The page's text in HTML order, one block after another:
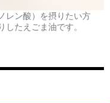
レン酸）を摂りたい方
たえごま油です。